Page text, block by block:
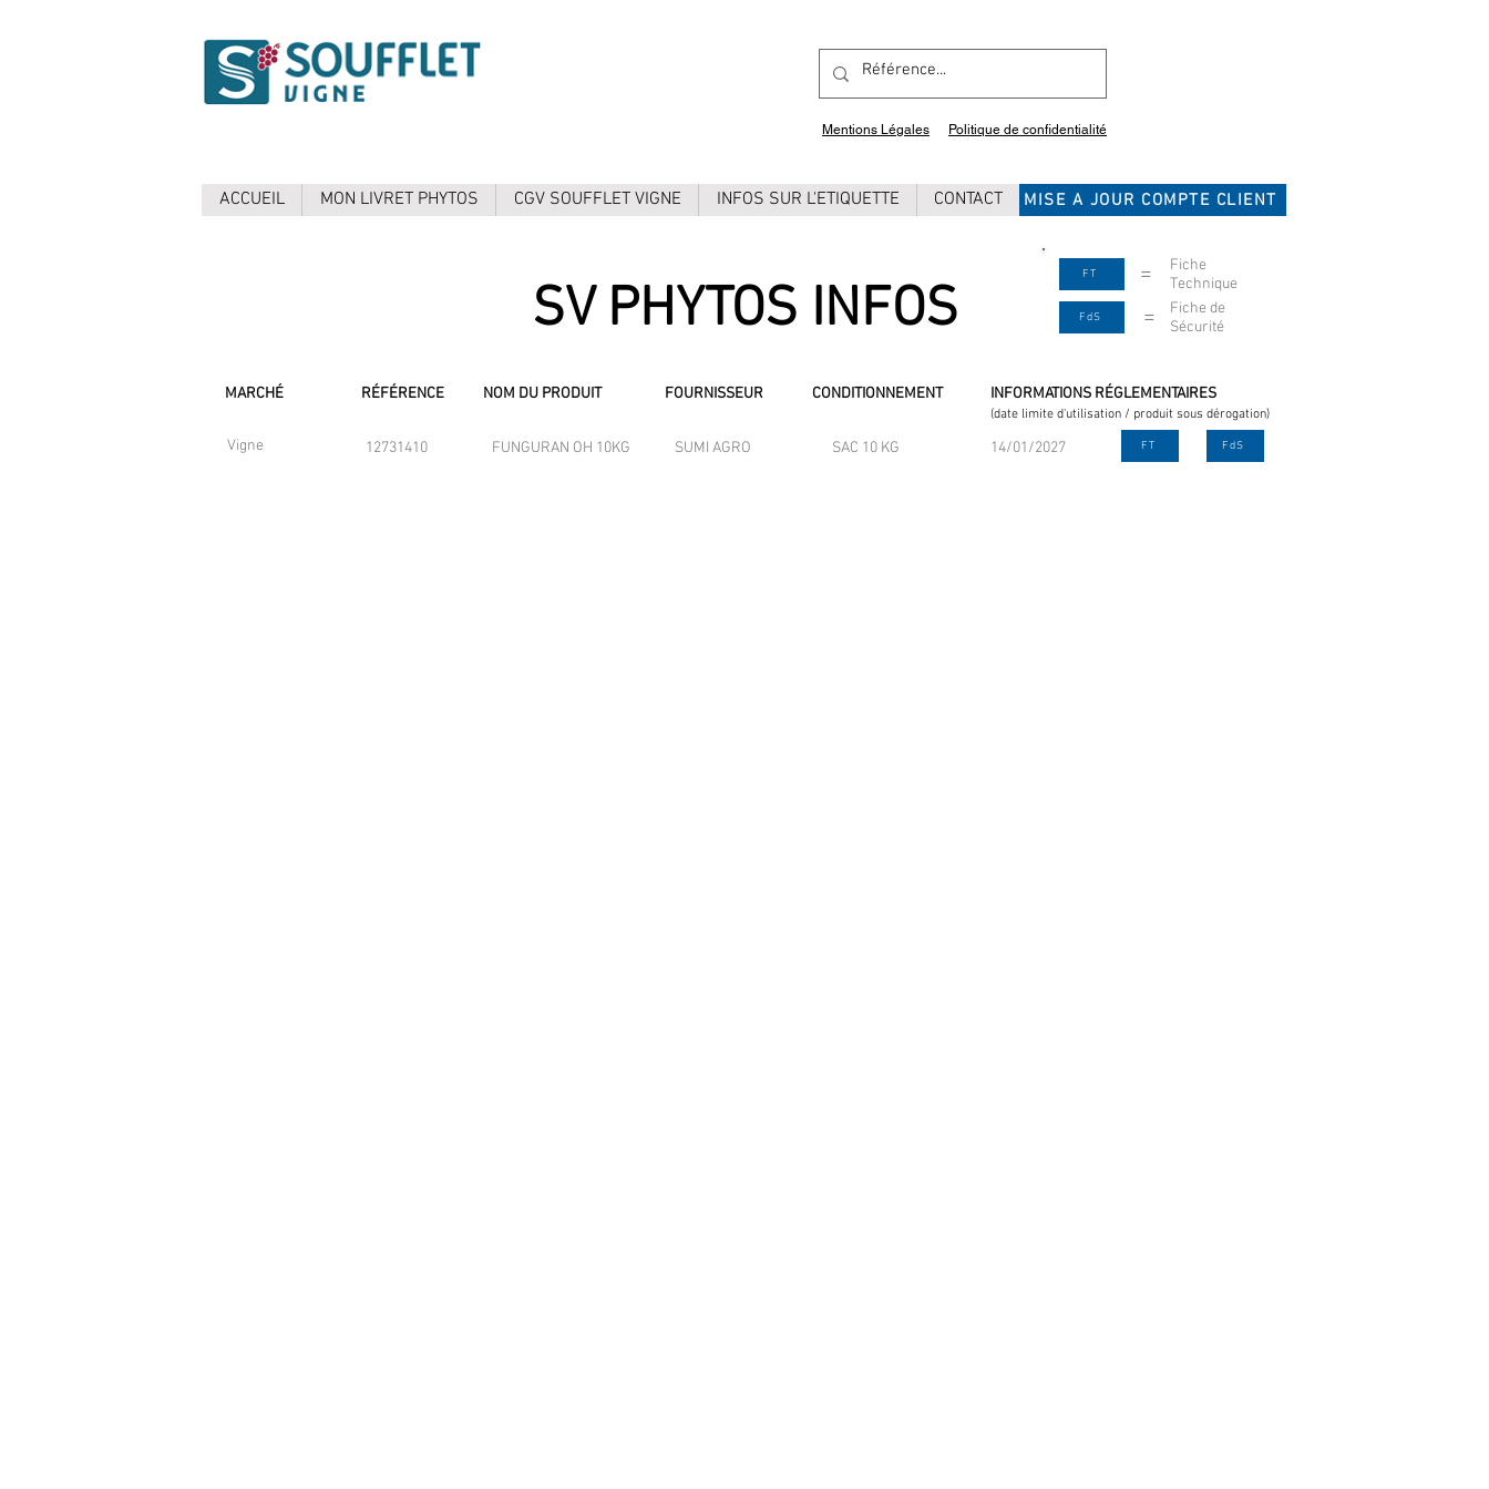
Mentions Légales Politique de confidentialité
ACCUEIL MON LIVRET PHYTOS CGV SOUFFLET VIGNE INFOS SUR L'ETIQUETTE CONTACT MISE A JOUR COMPTE CLIENT
SV PHYTOS INFOS
FT =
Fiche
Technique
FdS =
Fiche de
Sécurité
MARCHÉ RÉFÉRENCE NOM DU PRODUIT FOURNISSEUR CONDITIONNEMENT INFORMATIONS RÉGLEMENTAIRES
(date limite d'utilisation / produit sous dérogation)
Vigne 12731410 FUNGURAN OH 10KG SUMI AGRO SAC 10 KG 14/01/2027 FT FdS